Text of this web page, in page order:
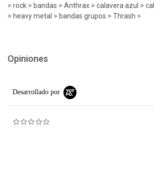
> rock > bandas > Anthrax > calavera azul >
> heavy metal > bandas grupos > Thrash >
Opiniones
Desarrollado por